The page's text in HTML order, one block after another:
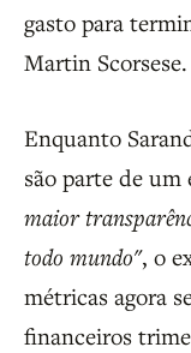
gasto para
Martin Scorsese.
Enquanto
são parte de um
maior
todo mundo", o
métricas agora
financeiros